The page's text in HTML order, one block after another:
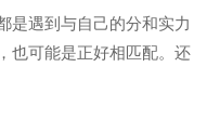
遇到与自己的分和实力
也可能是正好相匹配。还